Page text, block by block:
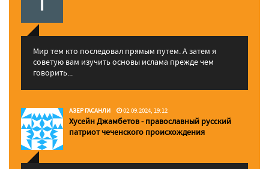
Мир тем кто последовал прямым путем. А затем я
советую вам изучить основы ислама прежде чем
говорить...
АЗЕР ГАСАНЛИ 02.09.2024, 19:12
Хусейн Джамбетов - православный русский
патриот чеченского происхождения